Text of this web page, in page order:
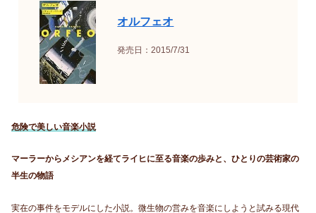
オルフェオ
発売日：2015/7/31
危険で美しい音楽小説
マーラーからメシアンを経てライヒに至る音楽の歩みと、ひとりの芸術家の
半生の物語
実在の事件をモデルにした小説。微生物の営みを音楽にしようと試みる現代